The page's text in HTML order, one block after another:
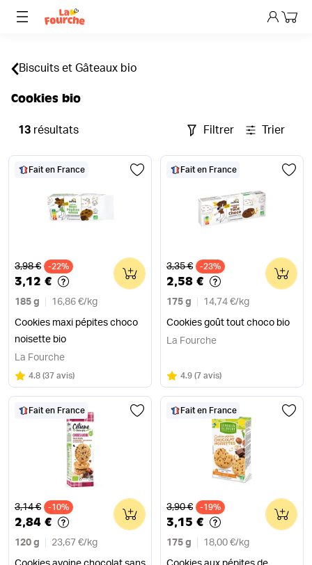
Mon
Biscuits et Gâteaux bio
Cookies bio
13 résultats Filtrer Trier
Fait en France
Ancien prix
3,98 € -22%
3,12 €
185 g 16,86 €/ kg
Cookies maxi pépites choco
noisette bio
0
La Fourche
Note
4.8 sur 5
(37 avis)
Fait en France
Ancien prix
3,35 € -23%
2,58 €
175 g 14,74 €/ kg
Cookies goût tout choco bio
0
La Fourche
Note
4.9 sur 5
(7 avis)
Fait en France
Ancien prix
3,14 € -10%
2,84 €
120 g 23,67 €/ kg
0
Fait en France
Ancien prix
3,90 € -19%
3,15 €
175 g 18,00 €/ kg
0